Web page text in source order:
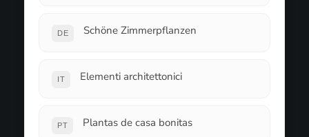
DE Schöne Zimmerpflanzen
IT Elementi architettonici
PT Plantas de casa bonitas